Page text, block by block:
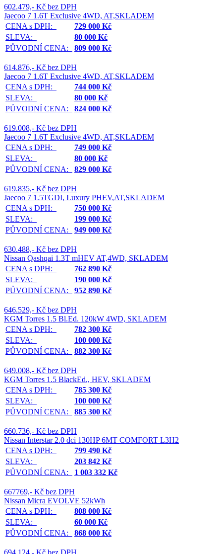
602.479,- Kč bez DPH
Jaecoo 7 1.6T Exclusive 4WD, AT,SKLADEM
CENA s DPH:
729 000 Kč
SLEVA:
80 000 Kč
PŮVODNÍ CENA:
809 000 Kč
614.876,- Kč bez DPH
Jaecoo 7 1.6T Exclusive 4WD, AT,SKLADEM
CENA s DPH:
744 000 Kč
SLEVA:
80 000 Kč
PŮVODNÍ CENA:
824 000 Kč
619.008,- Kč bez DPH
Jaecoo 7 1.6T Exclusive 4WD, AT,SKLADEM
CENA s DPH:
749 000 Kč
SLEVA:
80 000 Kč
PŮVODNÍ CENA:
829 000 Kč
619.835,- Kč bez DPH
Jaecoo 7 1.5TGDI, Luxury PHEV,AT,SKLADEM
CENA s DPH:
750 000 Kč
SLEVA:
199 000 Kč
PŮVODNÍ CENA:
949 000 Kč
630.488,- Kč bez DPH
Nissan Qashqai 1.3T mHEV AT,4WD, SKLADEM
CENA s DPH:
762 890 Kč
SLEVA:
190 000 Kč
PŮVODNÍ CENA:
952 890 Kč
646.529,- Kč bez DPH
KGM Torres 1.5 Bl.Ed. 120kW 4WD, SKLADEM
CENA s DPH:
782 300 Kč
SLEVA:
100 000 Kč
PŮVODNÍ CENA:
882 300 Kč
649.008,- Kč bez DPH
KGM Torres 1.5 BlackEd., HEV, SKLADEM
CENA s DPH:
785 300 Kč
SLEVA:
100 000 Kč
PŮVODNÍ CENA:
885 300 Kč
660.736,- Kč bez DPH
Nissan Interstar 2.0 dci 130HP 6MT COMFORT L3H2
CENA s DPH:
799 490 Kč
SLEVA:
203 842 Kč
PŮVODNÍ CENA:
1 003 332 Kč
667769,- Kč bez DPH
Nissan Micra EVOLVE 52kWh
CENA s DPH:
808 000 Kč
SLEVA:
60 000 Kč
PŮVODNÍ CENA:
868 000 Kč
694.124,- Kč bez DPH